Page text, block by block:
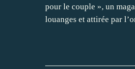
pour le couple », un
louanges et attirée par